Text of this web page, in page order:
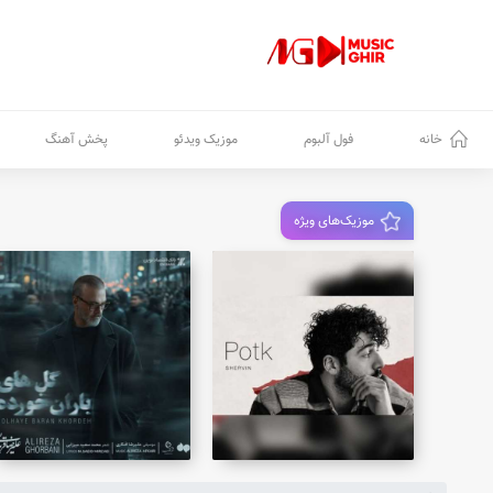
خانه فول آلبوم موزیک ویدئو پخش آهنگ
موزیک‌های ویژه